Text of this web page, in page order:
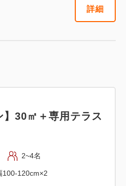
詳細
】30㎡＋専用テラス
2~4名
100-120cm×2